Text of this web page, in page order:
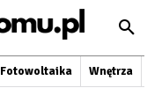
Fotowoltaika Wnętrza